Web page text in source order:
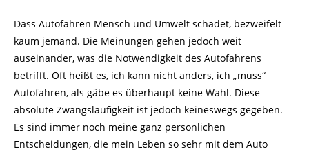
Dass Autofahren Mensch und Umwelt schadet, bezweifelt
kaum jemand. Die Meinungen gehen jedoch weit
auseinander, was die Notwendigkeit des Autofahrens
betrifft. Oft heißt es, ich kann nicht anders, ich „muss“
Autofahren, als gäbe es überhaupt keine Wahl. Diese
absolute Zwangsläufigkeit ist jedoch keineswegs gegeben.
Es sind immer noch meine ganz persönlichen
Entscheidungen, die mein Leben so sehr mit dem Auto